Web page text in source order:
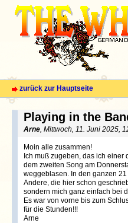
zurück zur Hauptseite
Playing in the
Arne , Mittwoch, 11. Juni 2025,
Moin alle zusammen!
Ich muß zugeben, das ich einer
dem zweiten Song am
weggeblasen. In den ganzen
Andere, die hier schon
sondern mich ganz einfach bei
Es war von vorne bis zum
für die Stunden!!!
Arne